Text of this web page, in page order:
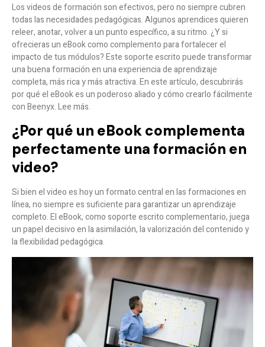
Los videos de formación son efectivos, pero no siempre cubren
todas las necesidades pedagógicas. Algunos aprendices quieren
releer, anotar, volver a un punto específico, a su ritmo. ¿Y si
ofrecieras un eBook como complemento para fortalecer el
impacto de tus módulos? Este soporte escrito puede transformar
una buena formación en una experiencia de aprendizaje
completa, más rica y más atractiva. En este artículo, descubrirás
por qué el eBook es un poderoso aliado y cómo crearlo fácilmente
con Beenyx. Lee más.
¿Por qué un eBook complementa
perfectamente una formación en
video?
Si bien el video es hoy un formato central en las formaciones en
línea, no siempre es suficiente para garantizar un aprendizaje
completo. El eBook, como soporte escrito complementario, juega
un papel decisivo en la asimilación, la valorización del contenido y
la flexibilidad pedagógica.